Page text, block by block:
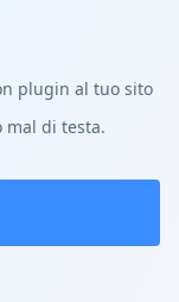
plugin al tuo sito
mal di testa.